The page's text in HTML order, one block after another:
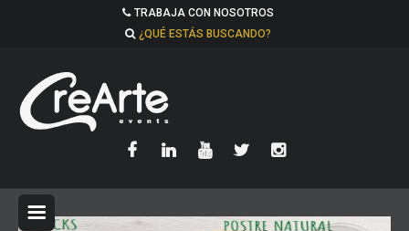
TRABAJA CON NOSOTROS
¿QUÉ ESTÁS BUSCANDO?